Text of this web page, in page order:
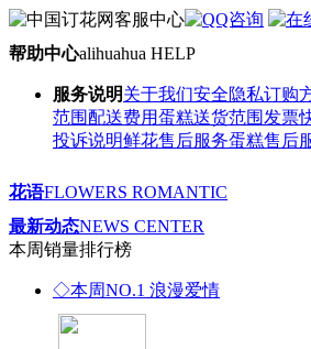
帮助中心alihuahua HELP
服务说明关于我们安全隐私订购
范围配送费用蛋糕送货范围 发票
投诉说明鲜花售后服务蛋糕售后
花语FLOWERS ROMANTIC
最新动态NEWS CENTER
本周销量排行榜
◇本周NO.1 浪漫爱情